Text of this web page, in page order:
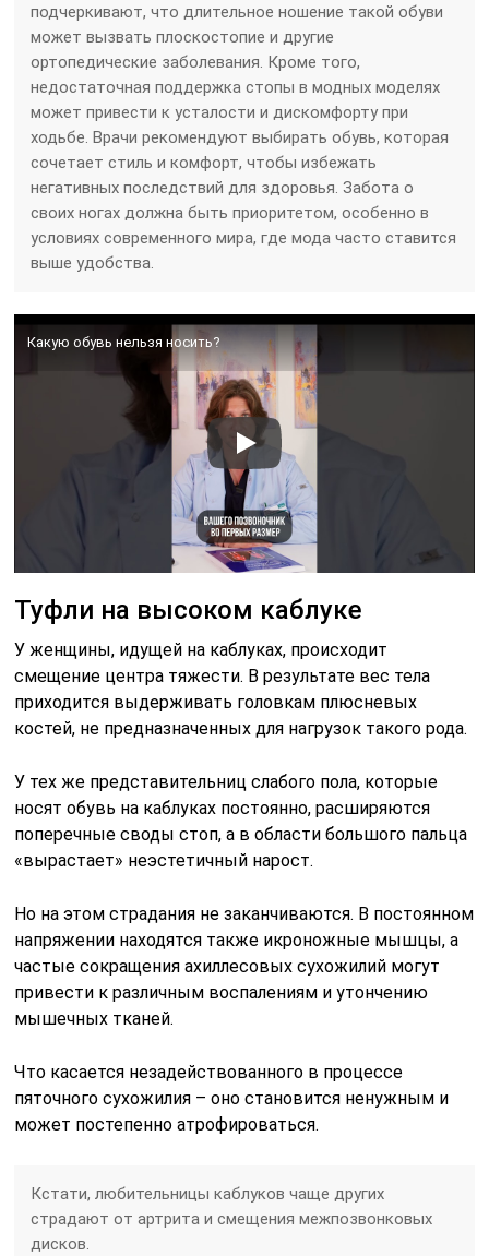
подчеркивают, что длительное ношение такой обуви
может вызвать плоскостопие и другие
ортопедические заболевания. Кроме того,
недостаточная поддержка стопы в модных моделях
может привести к усталости и дискомфорту при
ходьбе. Врачи рекомендуют выбирать обувь, которая
сочетает стиль и комфорт, чтобы избежать
негативных последствий для здоровья. Забота о
своих ногах должна быть приоритетом, особенно в
условиях современного мира, где мода часто ставится
выше удобства.
Какую обувь нельзя носить?
Туфли на высоком каблуке
У женщины, идущей на каблуках, происходит
смещение центра тяжести. В результате вес тела
приходится выдерживать головкам плюсневых
костей, не предназначенных для нагрузок такого рода.
У тех же представительниц слабого пола, которые
носят обувь на каблуках постоянно, расширяются
поперечные своды стоп, а в области большого пальца
«вырастает» неэстетичный нарост.
Но на этом страдания не заканчиваются. В постоянном
напряжении находятся также икроножные мышцы, а
частые сокращения ахиллесовых сухожилий могут
привести к различным воспалениям и утончению
мышечных тканей.
Что касается незадействованного в процессе
пяточного сухожилия – оно становится ненужным и
может постепенно атрофироваться.
Кстати, любительницы каблуков чаще других
страдают от артрита и смещения межпозвонковых
дисков.